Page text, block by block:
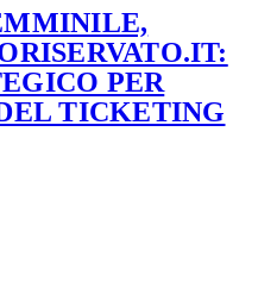
PER
TICKETING